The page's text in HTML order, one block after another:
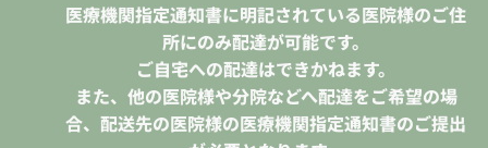
医療機関指定通知書に明記されている医院様のご住
所にのみ配達が可能です。
ご自宅への配達はできかねます。
また、他の医院様や分院などへ配達をご希望の場
合、配送先の医院様の医療機関指定通知書のご提出